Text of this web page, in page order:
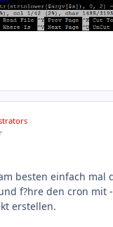
besten einfach mal
f?hre den cron mit
erstellen.